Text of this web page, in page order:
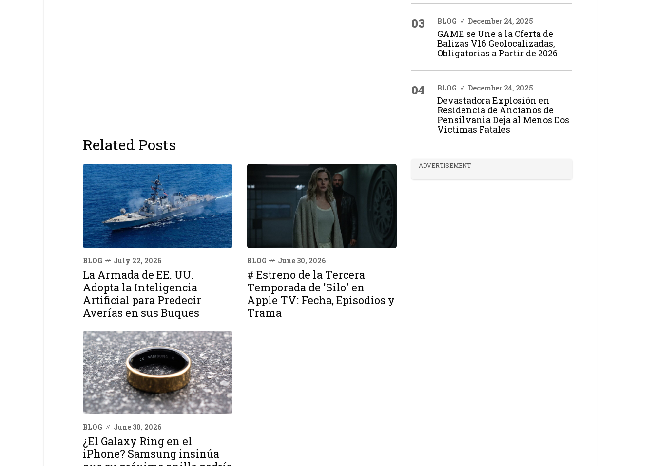
Related Posts
BLOG July 22, 2026
La Armada de EE. UU.
Adopta la Inteligencia
Artificial para Predecir
Averías en sus Buques
BLOG June 30, 2026
# Estreno de la Tercera
Temporada de 'Silo' en
Apple TV: Fecha, Episodios y
Trama
BLOG June 30, 2026
¿El Galaxy Ring en el
iPhone? Samsung insinúa
03 BLOG December 24, 2025
GAME se Une a la Oferta de
Balizas V16 Geolocalizadas,
Obligatorias a Partir de 2026
04 BLOG December 24, 2025
Devastadora Explosión en
Residencia de Ancianos de
Pensilvania Deja al Menos Dos
Víctimas Fatales
ADVERTISEMENT